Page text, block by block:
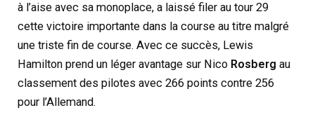
à l’aise avec sa monoplace, a laissé filer au tour 29
cette victoire importante dans la course au titre malgré
une triste fin de course. Avec ce succès, Lewis
Hamilton prend un léger avantage sur Nico Rosberg au
classement des pilotes avec 266 points contre 256
pour l’Allemand.